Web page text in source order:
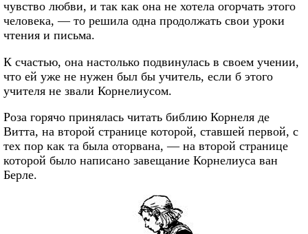
чувство любви, и так как она не хотела огорчать этого
человека, — то решила одна продолжать свои уроки
чтения и письма.
К счастью, она настолько подвинулась в своем учении,
что ей уже не нужен был бы учитель, если б этого
учителя не звали Корнелиусом.
Роза горячо принялась читать библию Корнеля де
Витта, на второй странице которой, ставшей первой, с
тех пор как та была оторвана, — на второй странице
которой было написано завещание Корнелиуса ван
Берле.